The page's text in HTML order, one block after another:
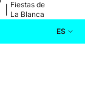
Fiestas de
La Blanca
ES